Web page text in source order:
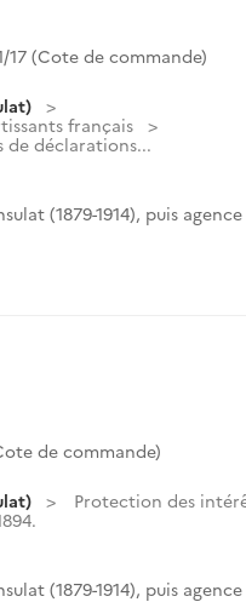
17 (Cote de commande)
français
de déclarations...
(1879-1914), puis
de commande)
Protection des
(1879-1914), puis